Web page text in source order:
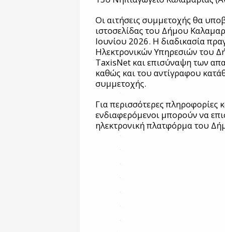
Οι αιτήσεις συμμετοχής θα
ιστοσελίδας του Δήμου
Ιουνίου 2026. Η διαδικασία
Ηλεκτρονικών Υπηρεσιών του
TaxisNet και επισύναψη των
καθώς και του αντίγραφου
συμμετοχής.
Για περισσότερες πληροφορίες
ενδιαφερόμενοι μπορούν να
ηλεκτρονική πλατφόρμα του